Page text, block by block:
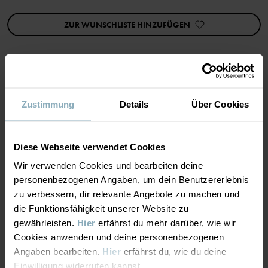
Zustimmung Details Über Cookies
Diese Webseite verwendet Cookies
Wir verwenden Cookies und bearbeiten deine
personenbezogenen Angaben, um dein Benutzererlebnis
zu verbessern, dir relevante Angebote zu machen und
die Funktionsfähigkeit unserer Website zu
gewährleisten. Hier erfährst du mehr darüber, wie wir
Cookies anwenden und deine personenbezogenen
Angaben bearbeiten. Hier erfährst du, wie du deine
Einwilligung widerrufen kannst.
Artikelnummer:60603648
ZUR WUNSCHLISTE HINZUFÜGEN
MATERIAL & PFLEGEHINWEISE
Material
95% Cotton Organic
5% Elastane
Pflegehinweise
WASCHEN
LIEFERUNG UND RÜCKSENDUNG
Lieferung & Rücksendung
Lieferung
DAS KÖNNTE DIR AUCH GEFALLEN